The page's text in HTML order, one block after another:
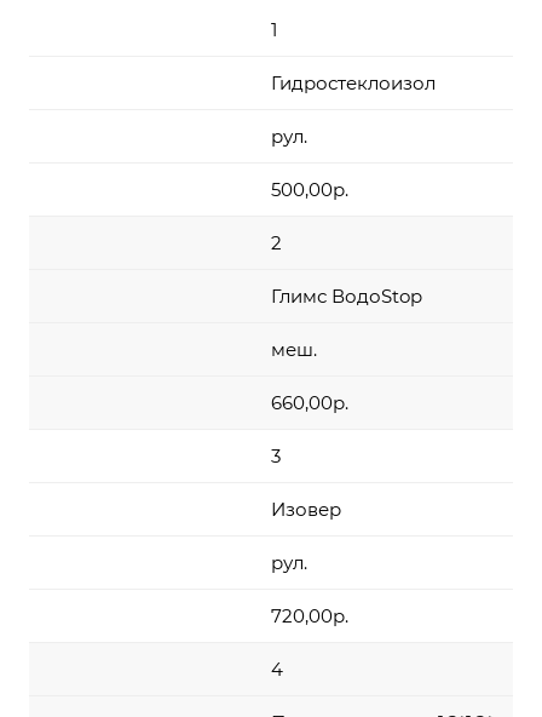
1
Гидростеклоизол
рул.
500,00р.
2
Глимс ВодоStop
меш.
660,00р.
3
Изовер
рул.
720,00р.
4